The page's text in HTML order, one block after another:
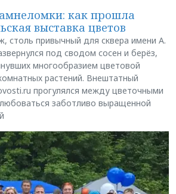
как прошла
выставка цветов
столь привычный для сквера имени А.
под сводом сосен и берёз,
многообразием цветовой
растений. Внештатный
прогулялся между цветочными
заботливо выращенной